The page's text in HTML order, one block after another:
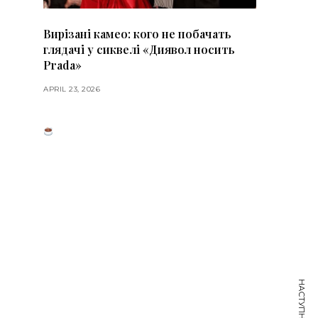
Вирізані камео: кого не побачать
глядачі у сиквелі «Диявол носить
Prada»
APRIL 23, 2026